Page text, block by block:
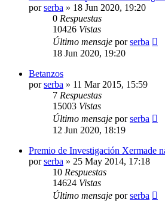
porserba » 18 Jun 2020, 19:20
0 Respuestas
10426 Vistas
Último mensaje porserba
18 Jun 2020, 19:20
Betanzos
porserba » 11 Mar 2015, 15:59
7 Respuestas
15003 Vistas
Último mensaje porserba
12 Jun 2020, 18:19
Premio de Investigación Xermade
porserba » 25 May 2014, 17:18
10 Respuestas
14624 Vistas
Último mensaje porserba